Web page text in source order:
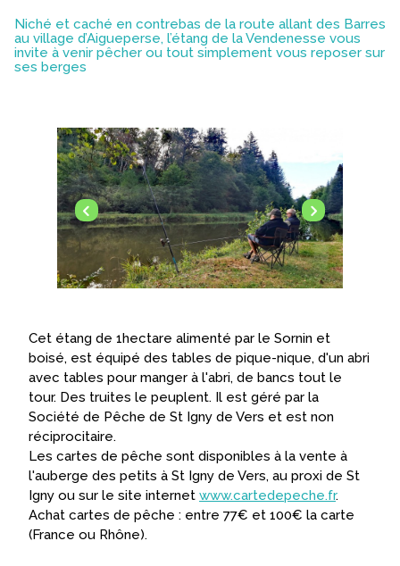
Niché et caché en contrebas de la route allant des Barres
au village d’Aigueperse, l’étang de la Vendenesse vous
invite à venir pêcher ou tout simplement vous reposer sur
ses berges
Cet étang de 1hectare alimenté par le Sornin et
boisé, est équipé des tables de pique-nique, d'un abri
avec tables pour manger à l'abri, de bancs tout le
tour. Des truites le peuplent. Il est géré par la
Société de Pêche de St Igny de Vers et est non
réciprocitaire.
Les cartes de pêche sont disponibles à la vente à
l'auberge des petits à St Igny de Vers, au proxi de St
Igny ou sur le site internet www.cartedepeche.fr.
Achat cartes de pêche : entre 77€ et 100€ la carte
(France ou Rhône).